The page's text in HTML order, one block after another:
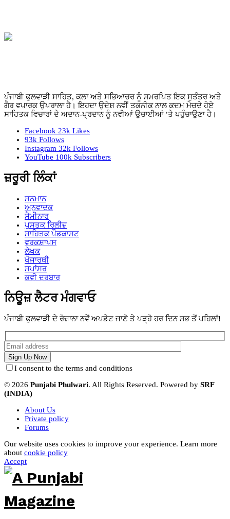
ਪੰਜਾਬੀ ਫੁਲਵਾੜੀ ਸਾਹਿਤ, ਕਲਾ ਅਤੇ ਸਭਿਆਚਰ ਨੂੰ ਸਮਰਪਿਤ ਇਕ ਸੁਤੰਤਰ ਅਤੇ
ਗੈਰ ਵਪਾਰਕ ਉਪਰਾਲਾ ਹੈ। ਇਹਦਾ ਉਦੇਸ਼ ਨਵੀਂ ਤਕਨੀਕ ਨਾਲ ਕਦਮ ਮੇਚਦੇ ਹੋਏ
ਸਾਹਿਤਕ ਵਿਚਾਰਾਂ ਦੇ ਅਦਾਨ-ਪ੍ਰਦਾਨ ਨੂੰ ਨਵੀਆਂ ਉਚਾਈਆਂ ’ਤੇ ਪਹੁੰਚਾਉਣਾ ਹੈ।
Facebook 23k Likes
93k Follows
Instagram 32k Follows
YouTube 100k Subscribers
ਜ਼ਰੂਰੀ ਲਿੰਕਾਂ
ਸਨਮਾਨ
ਅਨੁਵਾਦਕ
ਸੈਮੀਨਾਰ
ਪੁਸਤਕ ਰਿਲੀਜ਼
ਸਾਹਿਤਕ ਪੌਡਕਾਸਟ
ਵਰਕਸ਼ਾਪਸ
ਲੇਖਕ
ਖੋਜਾਰਥੀ
ਸਪਾਂਸਰ
ਕਵੀ ਦਰਬਾਰ
ਨਿਊਜ਼ ਲੈਟਰ ਮੰਗਵਾਓ
ਪੰਜਾਬੀ ਫੁਲਵਾੜੀ ਦੇ ਰੋਜ਼ਾਨਾ ਨਵੇਂ ਅਪਡੇਟ ਜਾਣੋ ਤੇ ਪੜ੍ਹੋ ਹਰ ਦਿਨ ਸਭ ਤੋਂ ਪਹਿਲਾਂ!
I consent to the terms and conditions
© 2026 Punjabi Phulwari. All Rights Reserved. Powered by SRF
(INDIA)
About Us
Private policy
Forums
Our website uses cookies to improve your experience. Learn more
about cookie policy
Accept